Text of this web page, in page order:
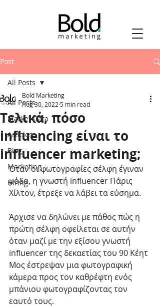
Post
All Posts
Market Data
Articles
Blog
Marketing
Hiring
All Posts
Tελικά, πόσο
influencing είναι το
influencer marketing;
Bold Marketing
Aug 30, 2022 5 min read
Όταν οι φωτογραφίες σέλφη έγιναν
μόδα, η γνωστή influencer Πάρις
Χίλτον, έτρεξε να λάβει τα εύσημα.
Άρχισε να δηλώνει με πάθος πώς η
πρώτη σέλφη οφείλεται σε αυτήν
όταν μαζί με την εξίσου γνωστή
influencer της δεκαετίας του 90 Kέητ
Μος έστρεψαν μια φωτογραφική
κάμερα προς τον καθρέφτη ενός
μπάνιου φωτογραφίζοντας τον
εαυτό τους.